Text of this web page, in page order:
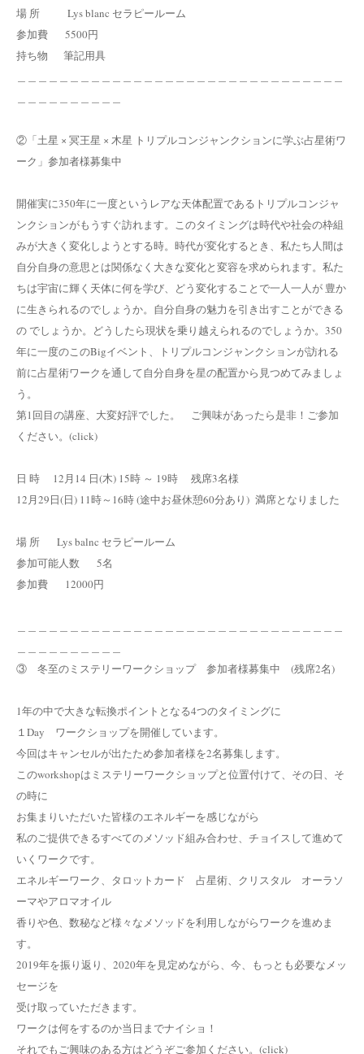
場 所 Lys blanc セラピールーム
参加費 5500円
持ち物 筆記用具
②「土星 × 冥王星 × 木星 トリプルコンジャンクションに学ぶ占星術ワ
ーク」参加者様募集中
開催実に350年に一度というレアな天体配置であるトリプルコンジャ
ンクションがもうすぐ訪れます。このタイミングは時代や社会の枠組
みが大きく変化しようとする時。時代が変化するとき、私たち人間は
自分自身の意思とは関係なく大きな変化と変容を求められます。私た
ちは宇宙に輝く天体に何を学び、どう変化することで一人一人が 豊か
に生きられるのでしょうか。自分自身の魅力を引き出すことができる
の でしょうか。どうしたら現状を乗り越えられるのでしょうか。350
年に一度のこのBigイベント、トリプルコンジャンクションが訪れる
前に占星術ワークを通して自分自身を星の配置から見つめてみましょ
う。
第1回目の講座、大変好評でした。 ご興味があったら是非！ご参加
ください。(click)
日 時 12月14 日(木) 15時 ～ 19時 残席3名様
12月29日(日) 11時～16時 (途中お昼休憩60分あり) 満席となりました
場 所 Lys balnc セラピールーム
参加可能人数 5名
参加費 12000円
③ 冬至のミステリーワークショップ 参加者様募集中 (残席2名)
1年の中で大きな転換ポイントとなる4つのタイミングに
１Day ワークショップを開催しています。
今回はキャンセルが出たため参加者様を2名募集します。
このworkshopはミステリーワークショップと位置付けて、その日、そ
の時に
お集まりいただいた皆様のエネルギーを感じながら
私のご提供できるすべてのメソッド組み合わせ、チョイスして進めて
いくワークです。
エネルギーワーク、タロットカード 占星術、クリスタル オーラソ
ーマやアロマオイル
香りや色、数秘など様々なメソッドを利用しながらワークを進めま
す。
2019年を振り返り、2020年を見定めながら、今、もっとも必要なメッ
セージを
受け取っていただきます。
ワークは何をするのか当日までナイショ！
それでもご興味のある方はどうぞご参加ください。(click)